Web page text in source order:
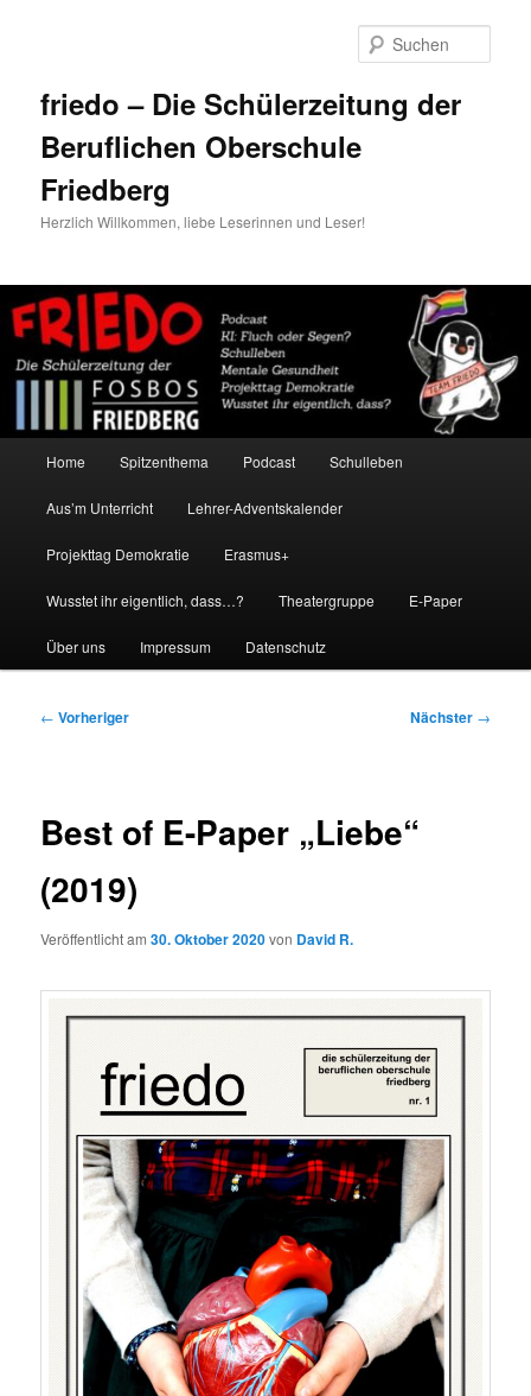
friedo – Die Schülerzeitung der
Beruflichen Oberschule
Friedberg
Herzlich Willkommen, liebe Leserinnen und Leser!
Home Spitzenthema Podcast Schulleben
Aus’m Unterricht Lehrer-Adventskalender
Projekttag Demokratie Erasmus+
Wusstet ihr eigentlich, dass…? Theatergruppe E-Paper
Über uns Impressum Datenschutz
Beitragsnavigation
← Vorheriger Nächster →
Best of E-Paper „Liebe“
(2019)
Veröffentlicht am30. Oktober 2020von David R.